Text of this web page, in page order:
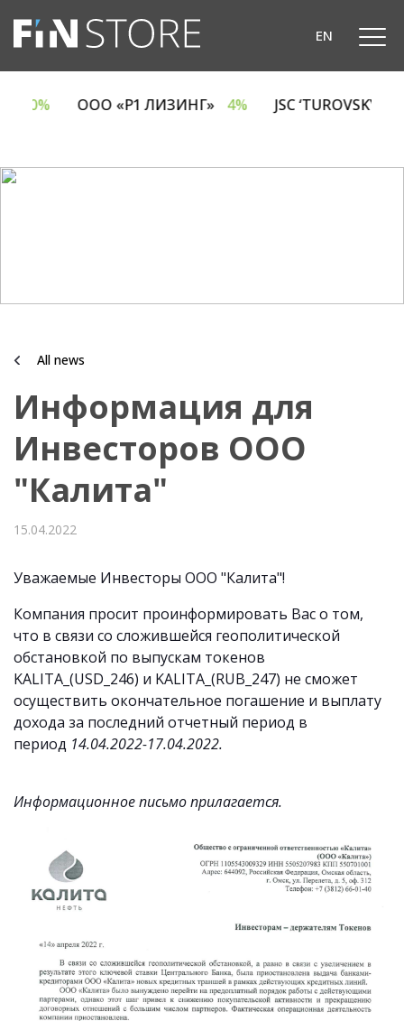
EN
6.70% ООО «Р1 ЛИЗИНГ» 4% JSC ‘TUROVSKY
All news
Информация для
Инвесторов ООО
"Калита"
15.04.2022
Уважаемые Инвесторы ООО "Калита"!
Компания просит проинформировать Вас о том,
что в связи со сложившейся геополитической
обстановкой по выпускам токенов
KALITA_(USD_246) и KALITA_(RUB_247) не сможет
осуществить окончательное погашение и выплату
дохода за последний отчетный период в
период 14.04.2022-17.04.2022.
Информационное письмо прилагается.